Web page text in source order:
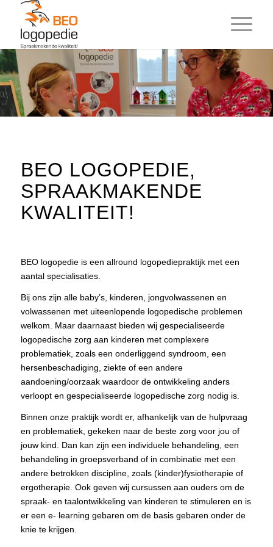
BEO LOGOPEDIE,
SPRAAKMAKENDE
KWALITEIT!
BEO logopedie is een allround logopediepraktijk met een
aantal specialisaties.
Bij ons zijn alle baby’s, kinderen, jongvolwassenen en
volwassenen met uiteenlopende logopedische problemen
welkom. Maar daarnaast bieden wij gespecialiseerde
logopedische zorg aan kinderen met complexere
problematiek, zoals een onderliggend syndroom, een
hersenbeschadiging, ziekte of een andere
aandoening/oorzaak waardoor de ontwikkeling anders
verloopt en gespecialiseerde logopedische zorg nodig is.
Binnen onze praktijk wordt er, afhankelijk van de hulpvraag
en problematiek, gekeken naar de beste zorg voor jou of
jouw kind. Dan kan zijn een individuele behandeling, een
behandeling in groepsverband of in combinatie met een
andere betrokken discipline, zoals (kinder)fysiotherapie of
ergotherapie. Ook geven wij cursussen aan ouders om de
spraak- en taalontwikkeling van kinderen te stimuleren en is
er een e- learning gebaren om de basis gebaren onder de
knie te krijgen.